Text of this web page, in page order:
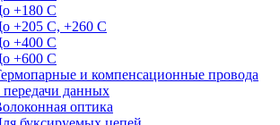
+180 C
+205 С, +260 С
+400 C
+600 С
и компенсационные провода
передачи данных
оптика